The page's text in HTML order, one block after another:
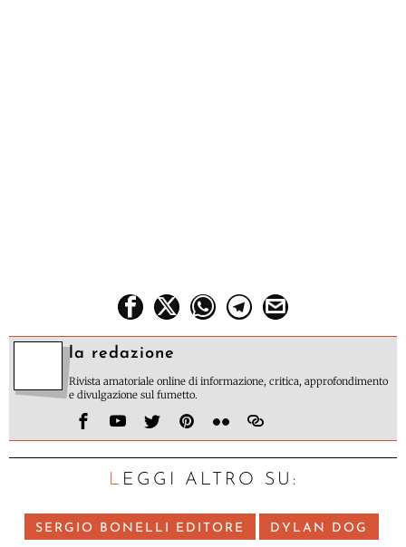
la redazione
Rivista amatoriale online di informazione, critica, approfondimento
e divulgazione sul fumetto.
LEGGI ALTRO SU:
SERGIO BONELLI EDITORE DYLAN DOG